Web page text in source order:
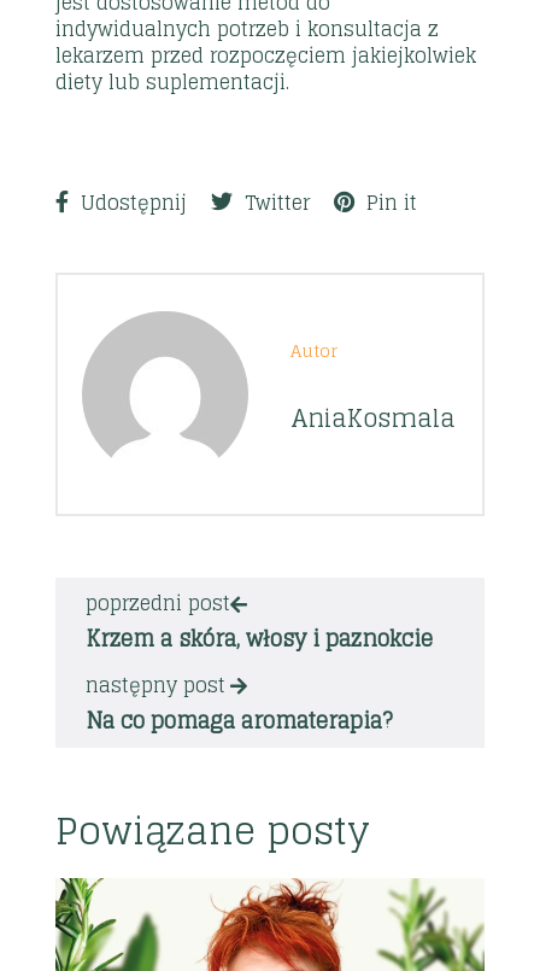
indywidualnych potrzeb i konsultacja z
lekarzem przed rozpoczęciem jakiejkolwiek
diety lub suplementacji.
Udostępnij Twitter Pin it
Autor
AniaKosmala
poprzedni post
Krzem a skóra, włosy i paznokcie
następny post
Na co pomaga aromaterapia?
Powiązane posty